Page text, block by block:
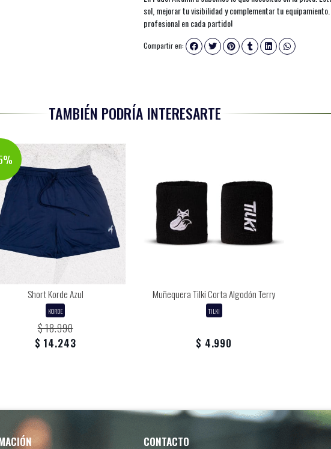
sol, mejorar tu visibilidad y complementar tu
profesional en cada partido!
Compartir en:
TAMBIÉN PODRÍA INTERESARTE
Short Korde Azul
KORDE
$ 18.990
$ 14.243
Muñequera Tilki Corta Algodón Terry
TILKI
$ 4.990
CONTACTO